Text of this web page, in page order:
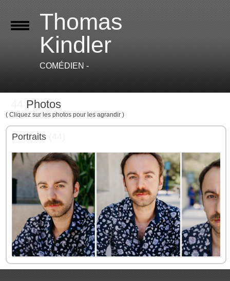
Thomas
Kindler
COMÉDIEN -
Photos
( Cliquez sur les photos pour les agrandir )
Portraits